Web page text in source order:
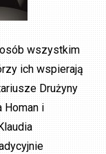
wszystkim
ich wspierają
Drużyny
Homan i